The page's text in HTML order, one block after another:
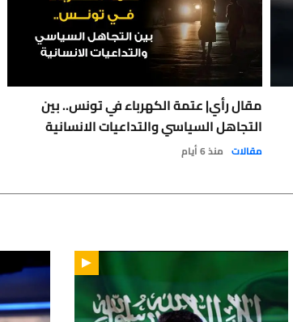
مقال رأي| عتمة الكهرباء في تونس.. بين
التجاهل السياسي والتداعيات الانسانية
مقالات منذ 6 أيام